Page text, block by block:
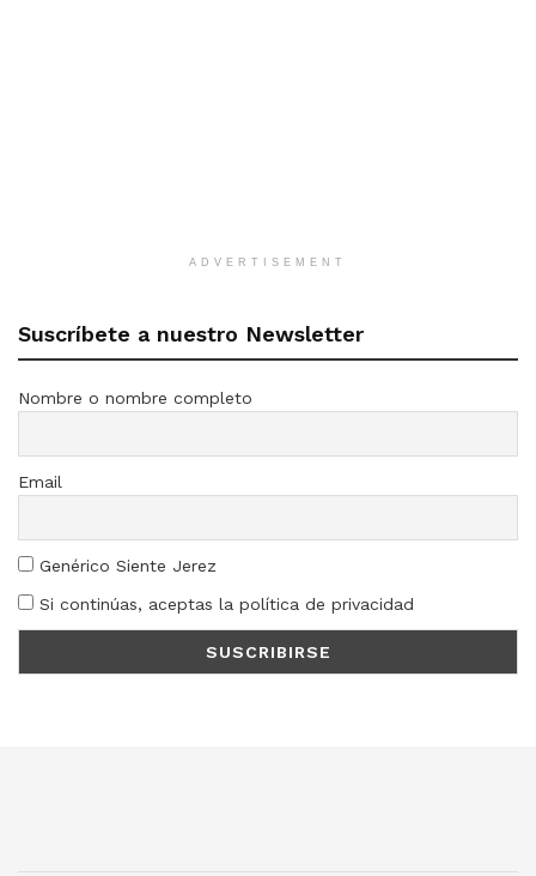
ADVERTISEMENT
Suscríbete a nuestro Newsletter
Nombre o nombre completo
Email
Genérico Siente Jerez
Si continúas, aceptas la política de privacidad